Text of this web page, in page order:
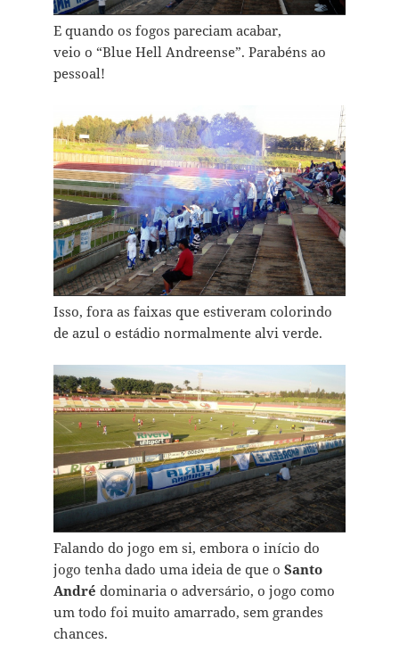
E quando os fogos pareciam acabar,
veio o “Blue Hell Andreense”. Parabéns ao
pessoal!
Isso, fora as faixas que estiveram colorindo
de azul o estádio normalmente alvi verde.
Falando do jogo em si, embora o início do
jogo tenha dado uma ideia de que o Santo
André dominaria o adversário, o jogo como
um todo foi muito amarrado, sem grandes
chances.